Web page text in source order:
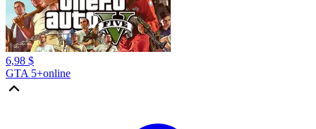
6,98 $
GTA 5+online